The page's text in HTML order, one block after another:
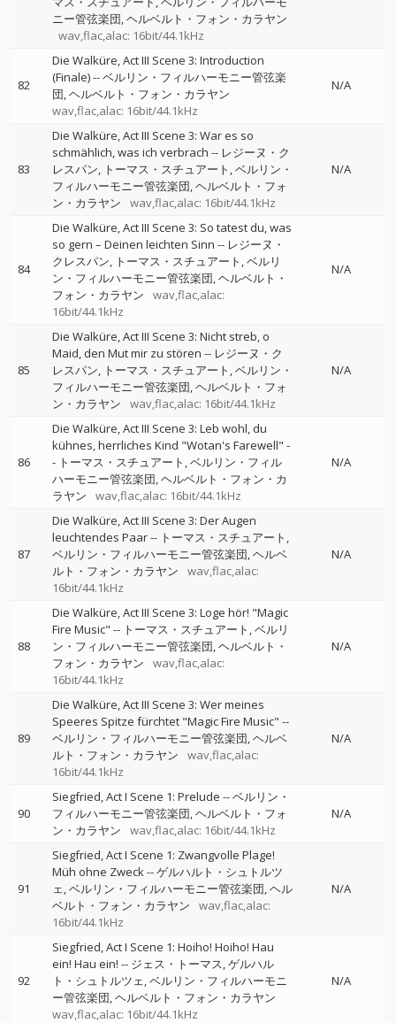
ニー管弦楽団 ヘルベルト・フォン・カラヤン
wav,flac,alac: 16bit/44.1kHz
82
Die Walküre, Act III Scene 3: Introduction
(Finale)--ベルリン・フィルハーモニー管弦楽
団 ヘルベルト・フォン・カラヤン
wav,flac,alac: 16bit/44.1kHz
N/A
83
Die Walküre, Act III Scene 3: War es so
schmählich, was ich verbrach -- レジーヌ・ク
レスパン
トーマス・スチュアート ベルリン・
フィルハーモニー管弦楽団 ヘルベルト・フォ
ン・カラヤン
wav,flac,alac: 16bit/44.1kHz
N/A
84
Die Walküre, Act III Scene 3: So tatest du, was
so gern – Deinen leichten Sinn -- レジーヌ・
クレスパン
トーマス・スチュアート ベルリ
ン・フィルハーモニー管弦楽団 ヘルベルト・
フォン・カラヤン
wav,flac,alac:
16bit/44.1kHz
N/A
85
Die Walküre, Act III Scene 3: Nicht streb, o
Maid, den Mut mir zu stören -- レジーヌ・ク
レスパン
トーマス・スチュアート ベルリン・
フィルハーモニー管弦楽団 ヘルベルト・フォ
ン・カラヤン
wav,flac,alac: 16bit/44.1kHz
N/A
86
Die Walküre, Act III Scene 3: Leb wohl, du
kühnes, herrliches Kind "Wotan's Farewell" -
- トーマス・スチュアート ベルリン・フィル
ハーモニー管弦楽団 ヘルベルト・フォン・カ
ラヤン
wav,flac,alac: 16bit/44.1kHz
N/A
87
Die Walküre, Act III Scene 3: Der Augen
leuchtendes Paar-- トーマス・スチュアート
ベルリン・フィルハーモニー管弦楽団 ヘルベ
ルト・フォン・カラヤン
wav,flac,alac:
16bit/44.1kHz
N/A
88
Die Walküre, Act III Scene 3: Loge hör! "Magic
Fire Music" -- トーマス・スチュアート ベルリ
ン・フィルハーモニー管弦楽団 ヘルベルト・
フォン・カラヤン
wav,flac,alac:
16bit/44.1kHz
N/A
89
Die Walküre, Act III Scene 3: Wer meines
Speeres Spitze fürchtet "Magic Fire Music" --
ベルリン・フィルハーモニー管弦楽団 ヘルベ
ルト・フォン・カラヤン
wav,flac,alac:
16bit/44.1kHz
N/A
90
Siegfried, Act I Scene 1: Prelude --ベルリン・
フィルハーモニー管弦楽団 ヘルベルト・フォ
ン・カラヤン
wav,flac,alac: 16bit/44.1kHz
N/A
91
Siegfried, Act I Scene 1: Zwangvolle Plage!
Müh ohne Zweck--ゲルハルト・シュトルツ
ェ ベルリン・フィルハーモニー管弦楽団 ヘル
ベルト・フォン・カラヤン
wav,flac,alac:
16bit/44.1kHz
N/A
92
Siegfried, Act I Scene 1: Hoiho! Hoiho! Hau
ein! Hau ein! -- ジェス・トーマス ゲルハル
ト・シュトルツェ ベルリン・フィルハーモニ
ー管弦楽団 ヘルベルト・フォン・カラヤン
wav,flac,alac: 16bit/44.1kHz
N/A